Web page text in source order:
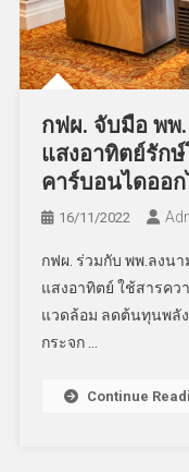
กฟผ. จับมือ พ
แสงอาทิตย์รัก
คาร์บอนไดออ
16/11/2022
กฟผ. ร่วมกับ พพ.ลงน
แสงอาทิตย์ ใช้สารคว
แวดล้อม ลดต้นทุนพลั
กระจก …
Continue